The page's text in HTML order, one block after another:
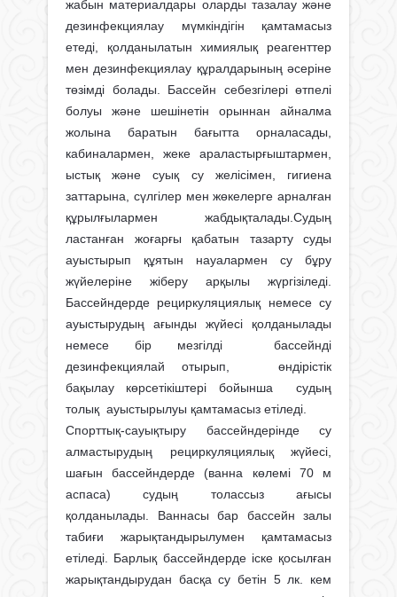
жабын материалдары оларды тазалау және
дезинфекциялау мүмкіндігін қамтамасыз
етеді, қолданылатын химиялық реагенттер
мен дезинфекциялау құралдарының әсеріне
төзімді болады. Бассейн себезгілері өтпелі
болуы және шешінетін орыннан айналма
жолына баратын бағытта орналасады,
кабиналармен, жеке араластырғыштармен,
ыстық және суық су желісімен, гигиена
заттарына, сүлгілер мен жөкелерге арналған
құрылғылармен жабдықталады.Судың
ластанған жоғарғы қабатын тазарту суды
ауыстырып құятын науалармен су бұру
жүйелеріне жіберу арқылы жүргізіледі.
Бассейндерде рециркуляциялық немесе су
ауыстырудың ағынды жүйесі қолданылады
немесе бір мезгілді бассейнді
дезинфекциялай отырып, өндірістік
бақылау көрсетікіштері бойынша судың
толық ауыстырылуы қамтамасыз етіледі.
Спорттық-сауықтыру бассейндерінде су
алмастырудың рециркуляциялық жүйесі,
шағын бассейндерде (ванна көлемі 70 м
аспаса) судың толассыз ағысы
қолданылады. Ваннасы бар бассейн залы
табиғи жарықтандырылумен қамтамасыз
етіледі. Барлық бассейндерде іске қосылған
жарықтандырудан басқа су бетін 5 лк. кем